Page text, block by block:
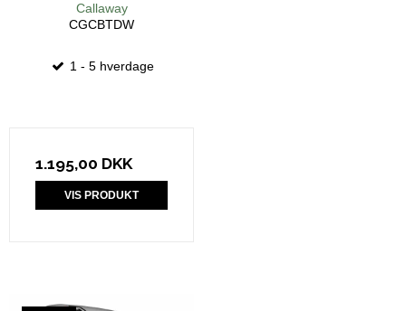
Callaway
CGCBTDW
1 - 5 hverdage
1.195,00 DKK
VIS PRODUKT